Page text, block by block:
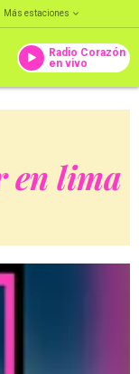
Más estaciones
Radio Corazón
en vivo
en lima